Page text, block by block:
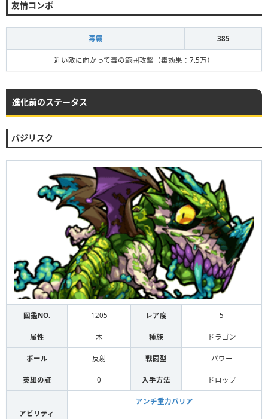
友情コンボ
毒霧 385
近い敵に向かって毒の範囲攻撃（毒効果：7.5万）
進化前のステータス
バジリスク
図鑑NO. 1205 レア度 5
属性 木 種族 ドラゴン
ボール 反射 戦闘型 パワー
英雄の証 0 入手方法 ドロップ
アビリティ
アンチ重力バリア